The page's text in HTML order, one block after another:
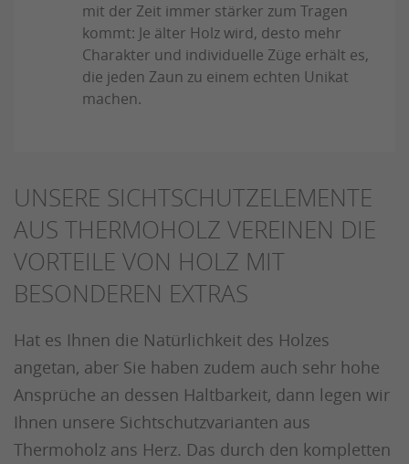
mit der Zeit immer stärker zum Tragen
kommt: Je älter Holz wird, desto mehr
Charakter und individuelle Züge erhält es,
die jeden Zaun zu einem echten Unikat
machen.
UNSERE SICHTSCHUTZELEMENTE
AUS THERMOHOLZ VEREINEN DIE
VORTEILE VON HOLZ MIT
BESONDEREN EXTRAS
Hat es Ihnen die Natürlichkeit des Holzes
angetan, aber Sie haben zudem auch sehr hohe
Ansprüche an dessen Haltbarkeit, dann legen wir
Ihnen unsere Sichtschutzvarianten aus
Thermoholz ans Herz. Das durch den kompletten